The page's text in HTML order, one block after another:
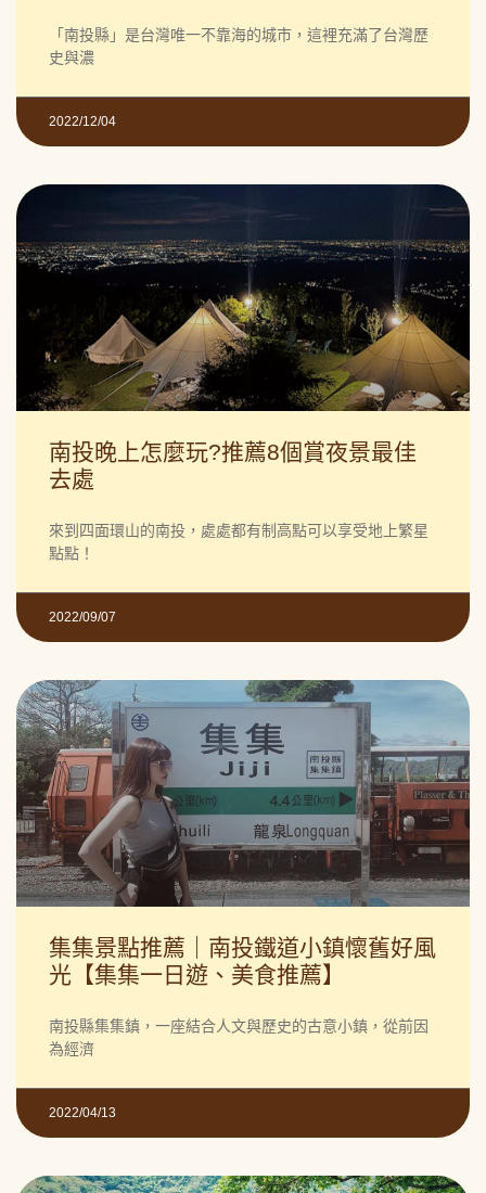
「南投縣」是台灣唯一不靠海的城市，這裡充滿了台灣歷
史與濃
2022/12/04
南投晚上怎麼玩?推薦8個賞夜景最佳
去處
來到四面環山的南投，處處都有制高點可以享受地上繁星
點點！
2022/09/07
集集景點推薦｜南投鐵道小鎮懷舊好風
光【集集一日遊、美食推薦】
南投縣集集鎮，一座結合人文與歷史的古意小鎮，從前因
為經濟
2022/04/13